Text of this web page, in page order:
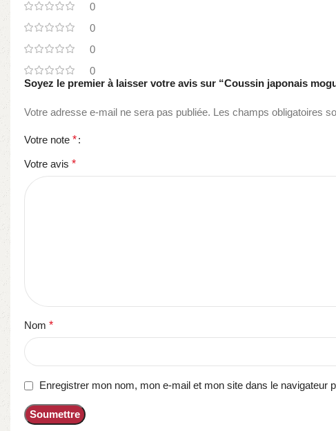
0
0
0
0
Soyez le premier à laisser votre avis sur “Coussin japonais
Votre adresse e-mail ne sera pas publiée. Les champs obligatoires
Votre note *
Votre avis *
Nom *
Enregistrer mon nom, mon e-mail et mon site dans le navigateur